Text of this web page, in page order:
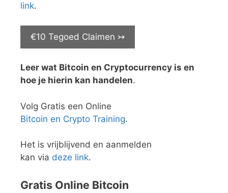
link.
€10 Tegoed Claimen ↣
Leer wat Bitcoin en Cryptocurrency is en
hoe je hierin kan handelen.
Volg Gratis een Online
Bitcoin en Crypto Training.
Het is vrijblijvend en aanmelden
kan via deze link.
Gratis Online Bitcoin